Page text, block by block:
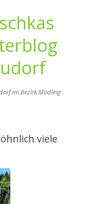
im Bezirk Mödling
viele